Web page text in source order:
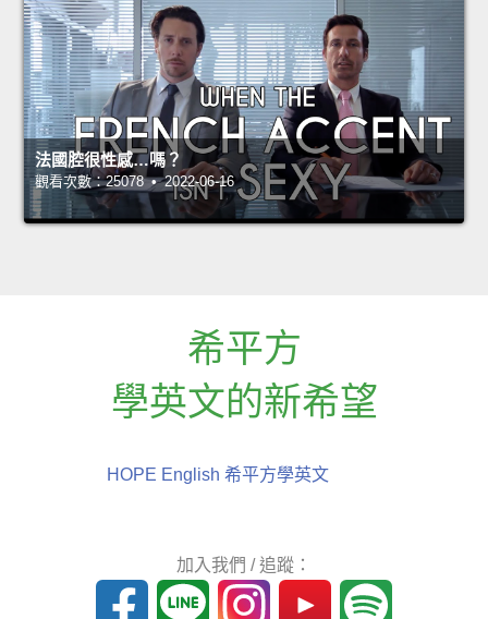
法國腔很性感…嗎？
觀看次數：25078 • 2022-06-16
希平方
學英文的新希望
HOPE English 希平方學英文
加入我們 / 追蹤：